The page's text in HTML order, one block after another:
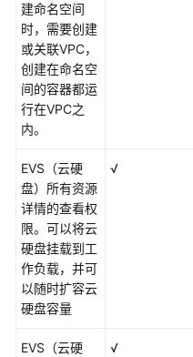
建命名空间
时，需要创建
或关联VPC，
创建在命名空
间的容器都运
行在VPC之
内。
EVS（云硬
盘）所有资源
详情的查看权
限。可以将云
硬盘挂载到工
作负载，并可
以随时扩容云
硬盘容量
√
EVS（云硬 √